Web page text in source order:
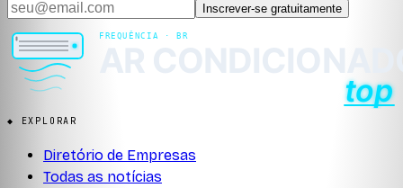
Inscrever-se gratuitamente
◆ EXPLORAR
Diretório de Empresas
Todas as notícias